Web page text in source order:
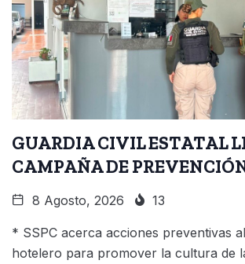
GUARDIA CIVIL ESTATAL
CAMPAÑA DE
8 Agosto, 2026 13
* SSPC acerca acciones preventivas
hotelero para promover la cultura de